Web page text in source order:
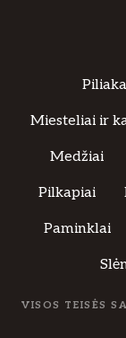
Miesteliai ir
Medžiai
Pilkapiai
Paminklai
VISOS TEISĖS